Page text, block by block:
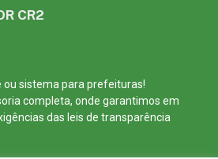
CR2
ou sistema para prefeituras!
completa, onde garantimos em
das leis de transparência